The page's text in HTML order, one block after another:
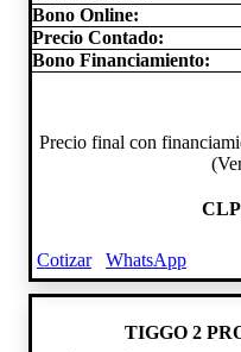
Bono Online:
Precio Contado:
Bono Financiamiento:
Precio final con
CLP
Cotizar WhatsApp
TIGGO 2